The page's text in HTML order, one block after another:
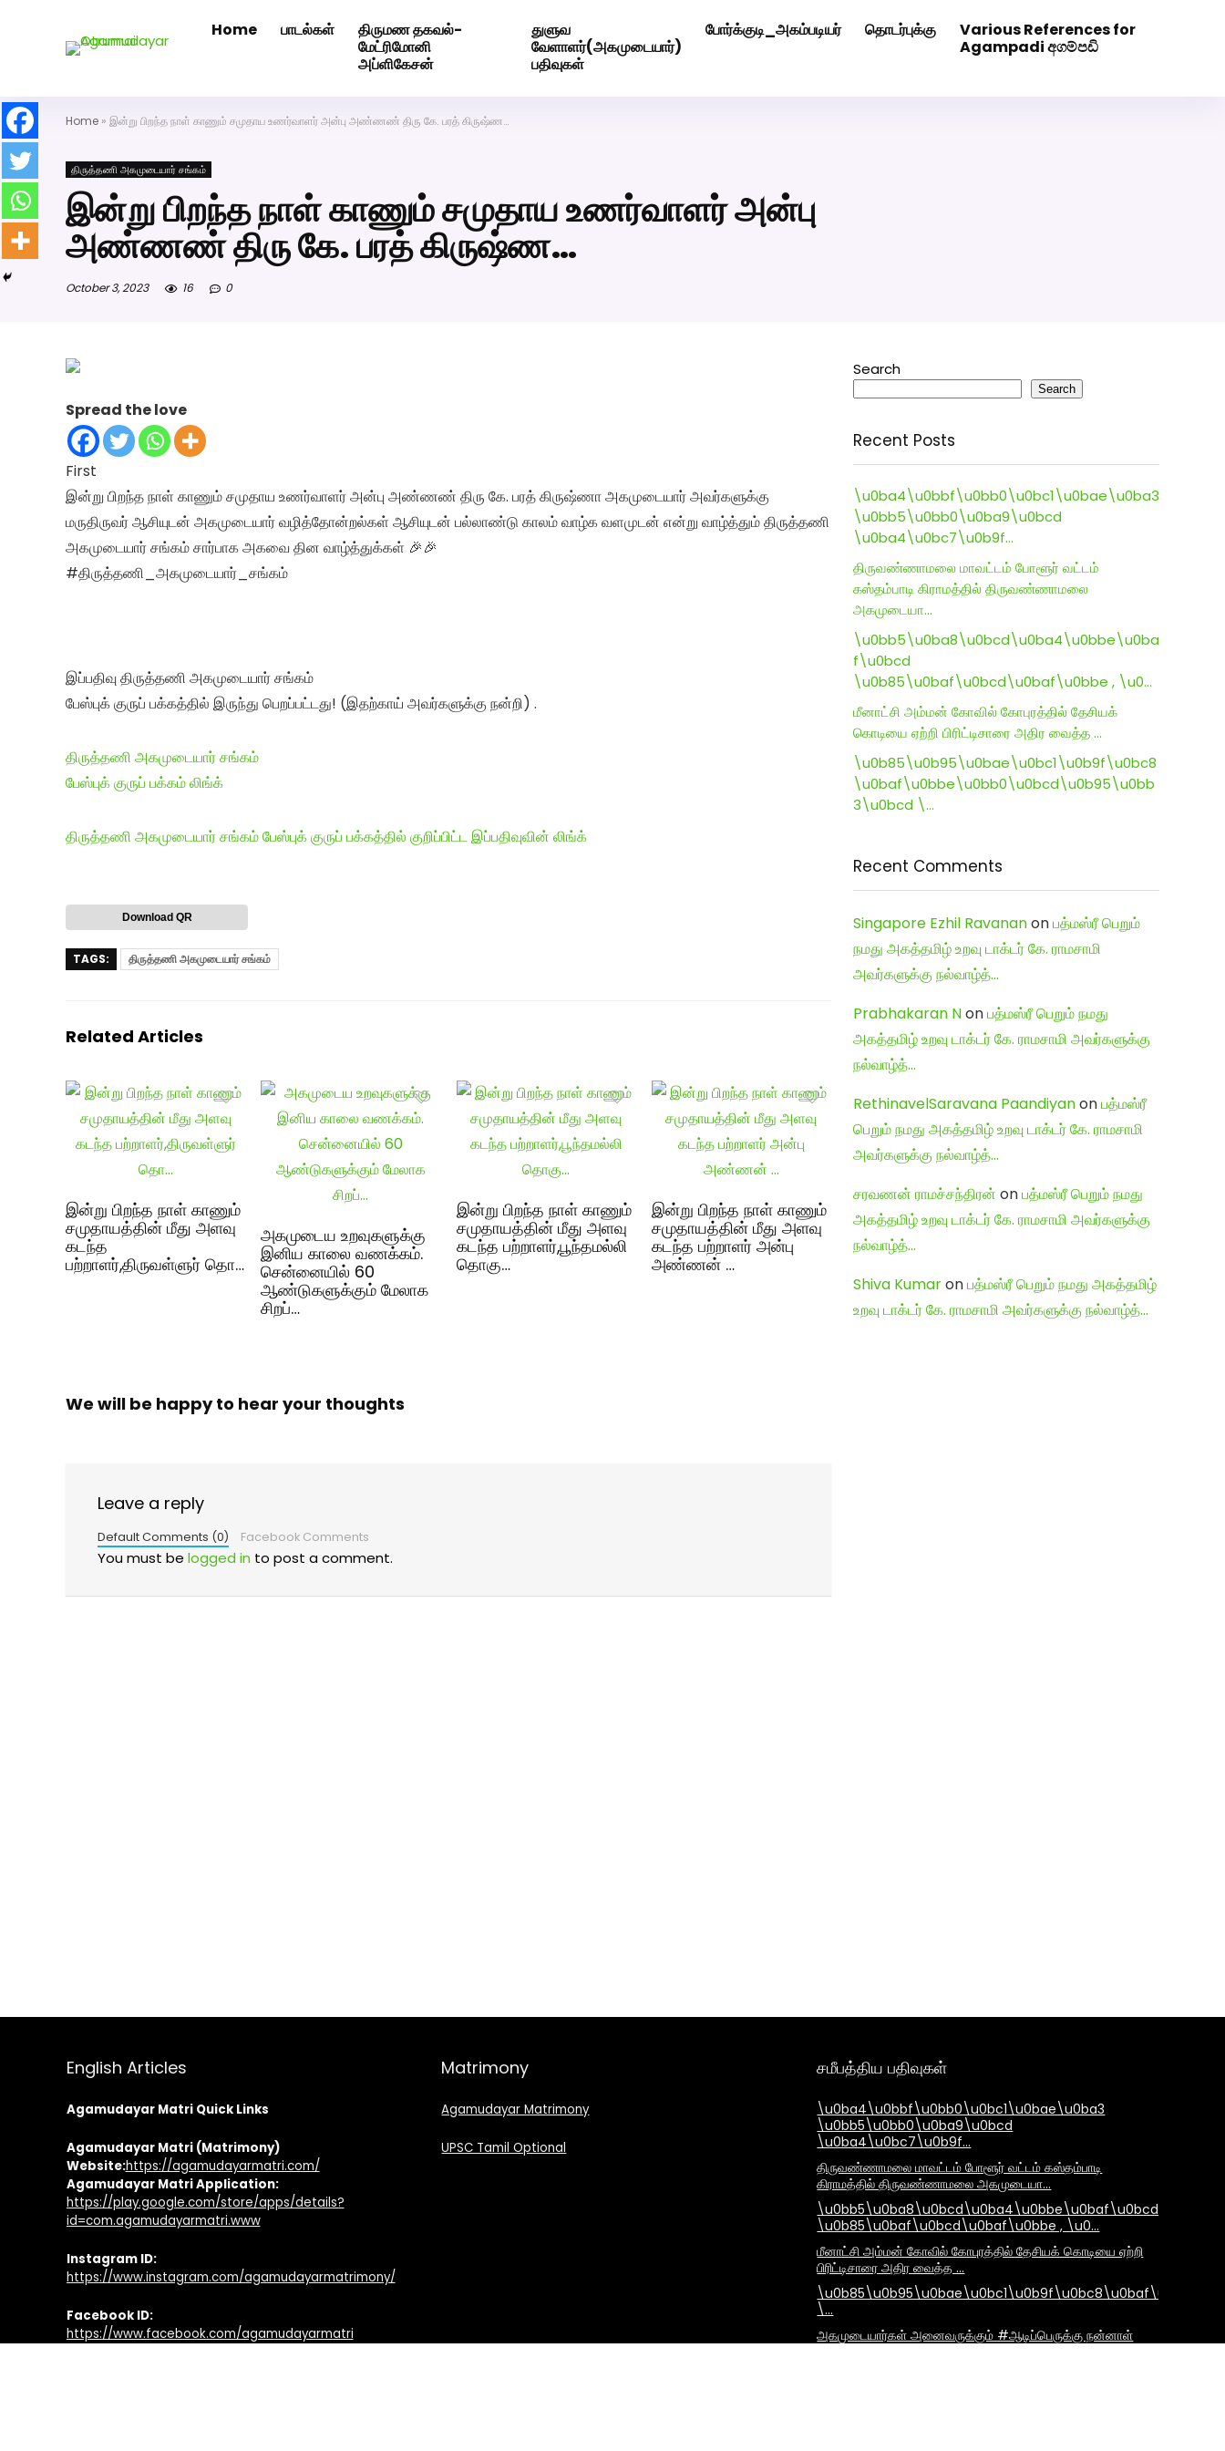
Home பாடல்கள்
திருமண தகவல்-
மேட்ரிமோனி
அப்ளிகேசன்
துளுவ
வேளாளர்(அகமுடையார்)
பதிவுகள்
போர்க்குடி_அகம்படியர் தொடர்புக்கு
Various References for
Agampadi අගම්පඩි
Home » இன்று பிறந்த நாள் காணும் சமுதாய உணர்வாளர் அன்பு அண்ணண் திரு கே. பரத் கிருஷ்ண…
திருத்தணி அகமுடையார் சங்கம்
இன்று பிறந்த நாள் காணும் சமுதாய உணர்வாளர் அன்பு
அண்ணண் திரு கே. பரத் கிருஷ்ண…
October 3, 2023 16 0
Spread the love
First
இன்று பிறந்த நாள் காணும் சமுதாய உணர்வாளர் அன்பு அண்ணண் திரு கே. பரத் கிருஷ்ணா அகமுடையார் அவர்களுக்கு
மருதிருவர் ஆசியுடன் அகமுடையார் வழித்தோன்றல்கள் ஆசியுடன் பல்லாண்டு காலம் வாழ்க வளமுடன் என்று வாழ்த்தும் திருத்தணி
அகமுடையார் சங்கம் சார்பாக அகவை தின வாழ்த்துக்கள் 🎉🎉
#திருத்தணி_அகமுடையார்_சங்கம்
இப்பதிவு திருத்தணி அகமுடையார் சங்கம்
பேஸ்புக் குருப் பக்கத்தில் இருந்து பெறப்பட்டது! (இதற்காய் அவர்களுக்கு நன்றி) .
திருத்தணி அகமுடையார் சங்கம்
பேஸ்புக் குருப் பக்கம் லிங்க்
திருத்தணி அகமுடையார் சங்கம் பேஸ்புக் குருப் பக்கத்தில் குறிப்பிட்ட இப்பதிவுவின் லிங்க்
Download QR
TAGS: திருத்தணி அகமுடையார் சங்கம்
Related Articles
இன்று பிறந்த நாள் காணும்
சமுதாயத்தின் மீது அளவு
கடந்த
பற்றாளர்,திருவள்ளுர் தொ…
அகமுடைய உறவுகளுக்கு
இனிய காலை வணக்கம்.
சென்னையில் 60
ஆண்டுகளுக்கும் மேலாக
சிறப்…
இன்று பிறந்த நாள் காணும்
சமுதாயத்தின் மீது அளவு
கடந்த பற்றாளர்,பூந்தமல்லி
தொகு…
இன்று பிறந்த நாள் காணும்
சமுதாயத்தின் மீது அளவு
கடந்த பற்றாளர் அன்பு
அண்ணன் …
We will be happy to hear your thoughts
Leave a reply
Default Comments (0) Facebook Comments
You must be logged in to post a comment.
Search
Search
Recent Posts
\u0ba4\u0bbf\u0bb0\u0bc1\u0bae\u0ba3
\u0bb5\u0bb0\u0ba9\u0bcd
\u0ba4\u0bc7\u0b9f…
திருவண்ணாமலை மாவட்டம் போளூர் வட்டம்
கஸ்தம்பாடி கிராமத்தில் திருவண்ணாமலை
அகமுடையா…
\u0bb5\u0ba8\u0bcd\u0ba4\u0bbe\u0ba
f\u0bcd
\u0b85\u0baf\u0bcd\u0baf\u0bbe , \u0…
மீனாட்சி அம்மன் கோவில் கோபுரத்தில் தேசியக்
கொடியை ஏற்றி பிரிட்டிசாரை அதிர வைத்த …
\u0b85\u0b95\u0bae\u0bc1\u0b9f\u0bc8
\u0baf\u0bbe\u0bb0\u0bcd\u0b95\u0bb
3\u0bcd \…
Recent Comments
Singapore Ezhil Ravananonபத்மஸ்ரீ பெறும்
நமது அகத்தமிழ் உறவு டாக்டர் கே. ராமசாமி
அவர்களுக்கு நல்வாழ்த்…
Prabhakaran Nonபத்மஸ்ரீ பெறும் நமது
அகத்தமிழ் உறவு டாக்டர் கே. ராமசாமி அவர்களுக்கு
நல்வாழ்த்…
RethinavelSaravana Paandiyanonபத்மஸ்ரீ
பெறும் நமது அகத்தமிழ் உறவு டாக்டர் கே. ராமசாமி
அவர்களுக்கு நல்வாழ்த்…
சரவணன் ராமச்சந்திரன் onபத்மஸ்ரீ பெறும் நமது
அகத்தமிழ் உறவு டாக்டர் கே. ராமசாமி அவர்களுக்கு
நல்வாழ்த்…
Shiva Kumaronபத்மஸ்ரீ பெறும் நமது அகத்தமிழ்
உறவு டாக்டர் கே. ராமசாமி அவர்களுக்கு நல்வாழ்த்…
English Articles
Agamudayar Matri Quick Links
Agamudayar Matri (Matrimony)
Website:https://agamudayarmatri.com/
Agamudayar Matri Application:
https://play.google.com/store/apps/details?
id=com.agamudayarmatri.www
Instagram ID:
https://www.instagram.com/agamudayarmatrimony/
Facebook ID:
https://www.facebook.com/agamudayarmatri
Matrimony
Agamudayar Matrimony
UPSC Tamil Optional
சமீபத்திய பதிவுகள்
\u0ba4\u0bbf\u0bb0\u0bc1\u0bae\u0ba3
\u0bb5\u0bb0\u0ba9\u0bcd
\u0ba4\u0bc7\u0b9f…
திருவண்ணாமலை மாவட்டம் போளூர் வட்டம் கஸ்தம்பாடி
கிராமத்தில் திருவண்ணாமலை அகமுடையா…
\u0bb5\u0ba8\u0bcd\u0ba4\u0bbe\u0baf\u0bcd
\u0b85\u0baf\u0bcd\u0baf\u0bbe , \u0…
மீனாட்சி அம்மன் கோவில் கோபுரத்தில் தேசியக் கொடியை ஏற்றி
பிரிட்டிசாரை அதிர வைத்த …
\…
அகமுடையார்கள் அனைவருக்கும் #ஆடிப்பெருக்கு நன்னாள்
அகமுடையார் திருமண வரன்களுக்கு அகமுடையார்மேட்ரி-பெண் வீட்டாருக்கு 100% இலவச திருமண சேவை! வாட்ஸப் எண்: 7200507629 Click Here to Download Matrimony App